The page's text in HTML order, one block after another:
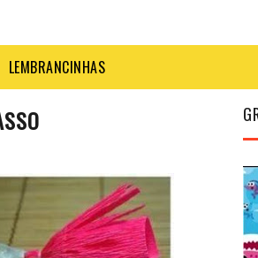
LEMBRANCINHAS